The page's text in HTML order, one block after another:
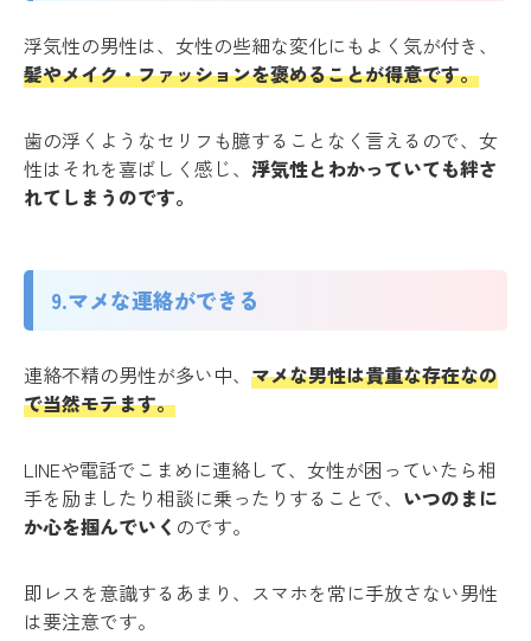
浮気性の男性は、女性の些細な変化にもよく気が付き、
髪やメイク・ファッションを褒めることが得意です。
歯の浮くようなセリフも臆することなく言えるので、女
性はそれを喜ばしく感じ、 浮気性とわかっていても絆さ
れてしまうのです。
9.マメな連絡ができる
連絡不精の男性が多い中、 マメな男性は貴重な存在なの
で当然モテます。
LINEや電話でこまめに連絡して、女性が困っていたら相
手を励ましたり相談に乗ったりすることで、 いつのまに
か心を掴んでいく のです。
即レスを意識するあまり、スマホを常に手放さない男性
は要注意です。